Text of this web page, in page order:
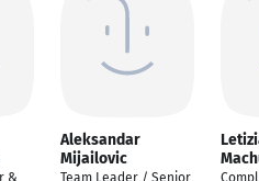
&
Aleksandar
Mijailovic
Team Leader / Senior